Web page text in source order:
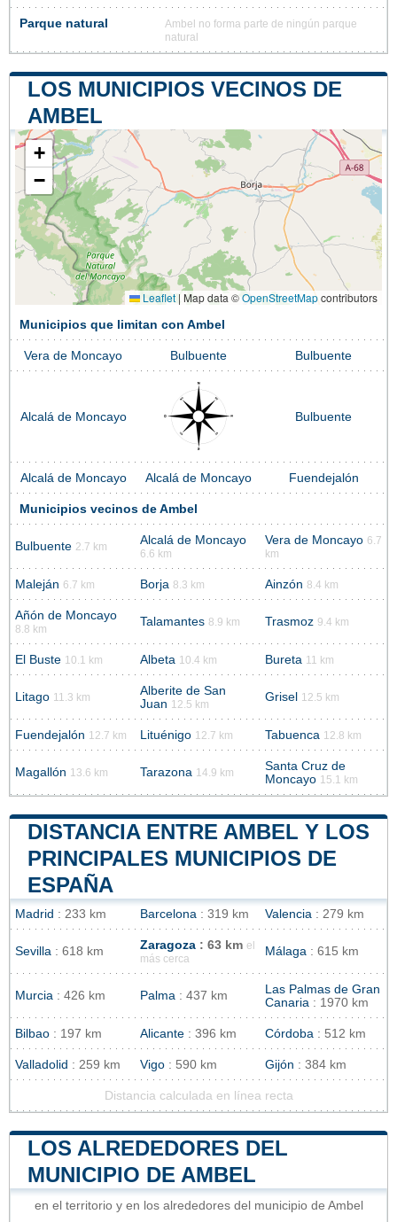
Parque natural
Ambel no forma parte de ningún parque
natural
LOS MUNICIPIOS VECINOS DE
AMBEL
+
−
Leaflet | Map data ©OpenStreetMapcontributors
Municipios que limitan con Ambel
Vera de Moncayo Bulbuente Bulbuente
Alcalá de Moncayo Bulbuente
Alcalá de Moncayo Alcalá de Moncayo Fuendejalón
Municipios vecinos de Ambel
Bulbuente 2.7 km Alcalá de Moncayo
6.6 km
Vera de Moncayo 6.7
km
Maleján 6.7 km Borja 8.3 km Ainzón 8.4 km
Añón de Moncayo
8.8 km
Talamantes 8.9 km Trasmoz 9.4 km
El Buste 10.1 km Albeta 10.4 km Bureta 11 km
Litago 11.3 km
Alberite de San
Juan 12.5 km
Grisel 12.5 km
Fuendejalón 12.7 km Lituénigo 12.7 km Tabuenca 12.8 km
Magallón 13.6 km Tarazona 14.9 km
Santa Cruz de
Moncayo 15.1 km
DISTANCIA ENTRE AMBEL Y LOS
PRINCIPALES MUNICIPIOS DE
ESPAÑA
Madrid : 233 km Barcelona : 319 km Valencia : 279 km
Sevilla : 618 km Zaragoza : 63 km el
más cerca
Málaga : 615 km
Murcia : 426 km Palma : 437 km
Las Palmas de Gran
Canaria : 1970 km
Bilbao : 197 km Alicante : 396 km Córdoba : 512 km
Valladolid : 259 km Vigo : 590 km Gijón : 384 km
Distancia calculada en línea recta
LOS ALREDEDORES DEL
MUNICIPIO DE AMBEL
en el territorio y en los alrededores del municipio de Ambel